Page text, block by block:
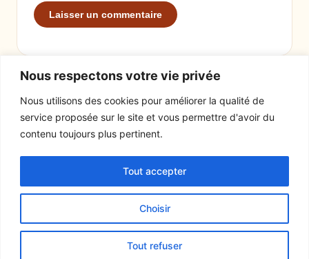
Nous respectons votre vie privée
Nous utilisons des cookies pour améliorer la qualité de
service proposée sur le site et vous permettre d'avoir du
contenu toujours plus pertinent.
Choisir
Tout refuser
Tout accepterActualités
Mentions légales
© 2026 Tout un fromage